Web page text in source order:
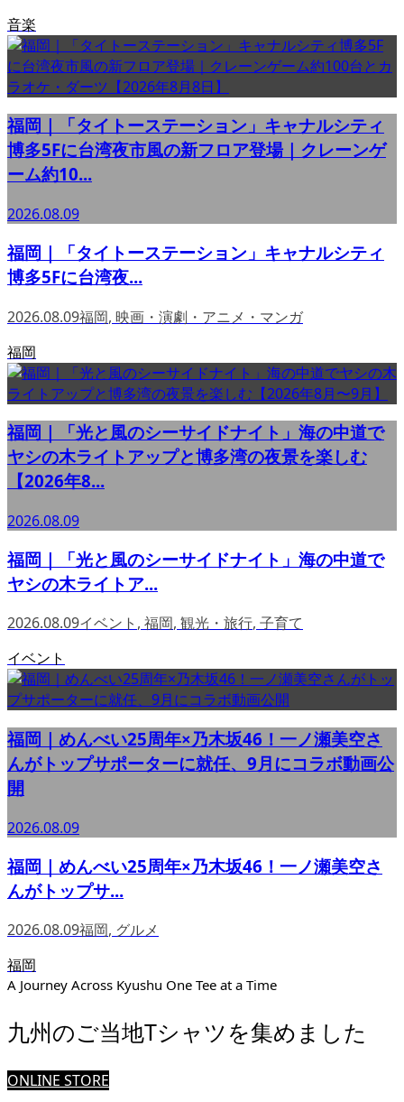
音楽
福岡｜「タイトーステーション」キャナルシティ
博多5Fに台湾夜市風の新フロア登場｜クレーンゲ
ーム約10...
2026.08.09
福岡｜「タイトーステーション」キャナルシティ
博多5Fに台湾夜...
2026.08.09福岡, 映画・演劇・アニメ・マンガ
福岡
福岡｜「光と風のシーサイドナイト」海の中道で
ヤシの木ライトアップと博多湾の夜景を楽しむ
【2026年8...
2026.08.09
福岡｜「光と風のシーサイドナイト」海の中道で
ヤシの木ライトア...
2026.08.09イベント , 福岡, 観光・旅行, 子育て
イベント
福岡｜めんべい25周年×乃木坂46！一ノ瀬美空さ
んがトップサポーターに就任、9月にコラボ動画公
開
2026.08.09
福岡｜めんべい25周年×乃木坂46！一ノ瀬美空さ
んがトップサ...
2026.08.09福岡, グルメ
福岡
A Journey Across Kyushu One Tee at a Time
九州のご当地Tシャツを集めました
ONLINE STORE